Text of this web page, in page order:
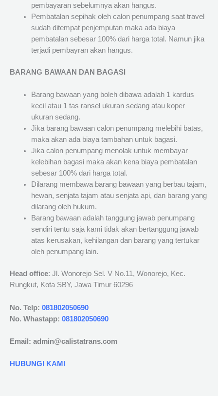
pembayaran sebelumnya akan hangus.
Pembatalan sepihak oleh calon penumpang saat travel
sudah ditempat penjemputan maka ada biaya
pembatalan sebesar 100% dari harga total. Namun jika
terjadi pembayran akan hangus.
BARANG BAWAAN DAN BAGASI
Barang bawaan yang boleh dibawa adalah 1 kardus
kecil atau 1 tas ransel ukuran sedang atau koper
ukuran sedang.
Jika barang bawaan calon penumpang melebihi batas,
maka akan ada biaya tambahan untuk bagasi.
Jika calon penumpang menolak untuk membayar
kelebihan bagasi maka akan kena biaya pembatalan
sebesar 100% dari harga total.
Dilarang membawa barang bawaan yang berbau tajam,
hewan, senjata tajam atau senjata api, dan barang yang
dilarang oleh hukum.
Barang bawaan adalah tanggung jawab penumpang
sendiri tentu saja kami tidak akan bertanggung jawab
atas kerusakan, kehilangan dan barang yang tertukar
oleh penumpang lain.
Head office: Jl. Wonorejo Sel. V No.11, Wonorejo, Kec.
Rungkut, Kota SBY, Jawa Timur 60296
No. Telp: 081802050690
No. Whastapp: 081802050690
Email: admin@calistatrans.com
HUBUNGI KAMI